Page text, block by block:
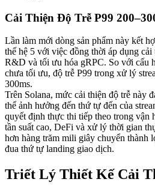
Cải Thiện Độ Trễ P99
Lần làm mới dòng sản phẩm này kết
thế hệ 5 với việc đồng thời áp dụng cải
R&D và tối ưu hóa gRPC. So với cấu
chưa tối ưu, độ trễ P99 trong xử lý
300ms.
Trên Solana, mức cải thiện độ trễ này
thể ảnh hưởng đến thứ tự đến của
quyết định thực thi tiếp theo trong vận
tần suất cao, DeFi và xử lý thời gian
hơn hàng trăm mili giây chuyển thành
đua thứ tự landing giao dịch.
Triết Lý Thiết Kế Cải